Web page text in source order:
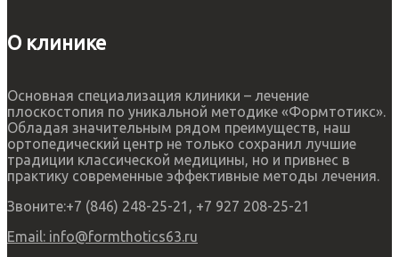
О клинике
Основная специализация клиники – лечение
плоскостопия по уникальной методике «Формтотикс».
Обладая значительным рядом преимуществ, наш
ортопедический центр не только сохранил лучшие
традиции классической медицины, но и привнес в
практику современные эффективные методы лечения.
Звоните:+7 (846) 248-25-21, +7 927 208-25-21
Email: info@formthotics63.ru